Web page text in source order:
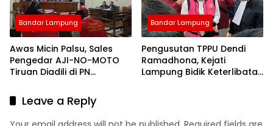
Bandar Lampung
Awas Micin Palsu, Sales
Pengedar AJI-NO-MOTO
Tiruan Diadili di PN
Bandar Lampung
Pengusutan TPPU Dendi
Ramadhona, Kejati
Lampung Bidik Keterlibatan
Leave a Reply